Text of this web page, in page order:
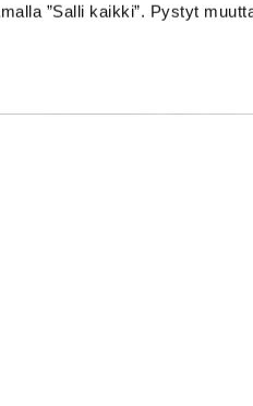
”Salli kaikki”. Pystyt